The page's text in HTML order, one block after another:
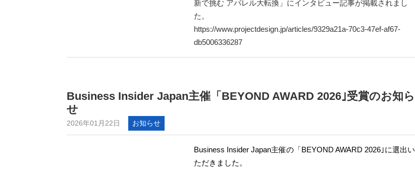
新で挑む アパレル大転換」にインタビュー記事が掲載されまし
た。
https://www.projectdesign.jp/articles/9329a21a-70c3-47ef-af67-
db5006336287
Business Insider Japan主催「BEYOND AWARD 2026｣受賞のお知ら
せ
2026年01月22日 お知らせ
Business Insider Japan主催の「BEYOND AWARD 2026｣に選出い
ただきました。